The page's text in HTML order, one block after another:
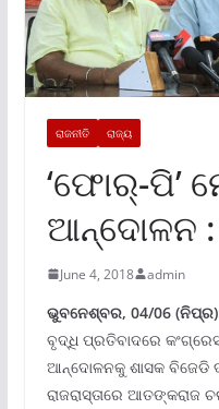
ରାଜନୀତି ରାଜ୍ୟ
‘ଫୋର୍-ପି’
ଆନ୍ଦୋଳନ
June 4, 2018 admin
ଭୁବନେଶ୍ବର, 04/06
ବୃଦ୍ଧି ପ୍ରତିବାଦରେ
ଆନ୍ଦୋଳନକୁ ଶାସକ ବିଜେଡି
ରାଜରାସ୍ତାରେ ଆତଙ୍କରାଜ